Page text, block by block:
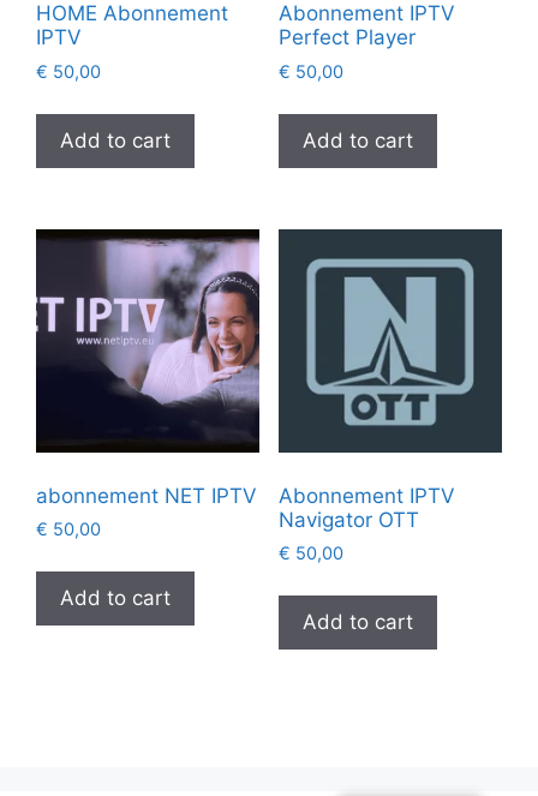
HOME Abonnement
IPTV
€ 50,00
Add to cart
Abonnement IPTV
Perfect Player
€ 50,00
Add to cart
abonnement NET IPTV
€ 50,00
Add to cart
Abonnement IPTV
Navigator OTT
€ 50,00
Add to cart